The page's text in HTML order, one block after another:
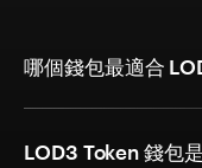
哪個錢包最適合
LOD3 Token 錢包